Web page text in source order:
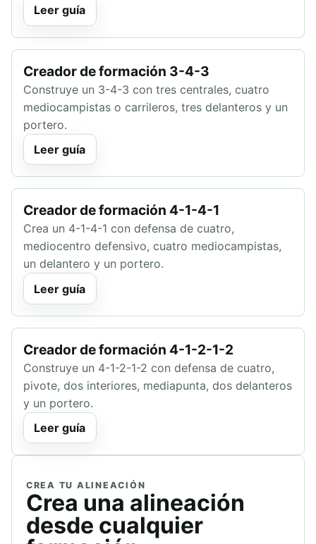
Leer guía
Creador de formación 3-4-3
Construye un 3-4-3 con tres centrales, cuatro
mediocampistas o carrileros, tres delanteros y un
portero.
Leer guía
Creador de formación 4-1-4-1
Crea un 4-1-4-1 con defensa de cuatro,
mediocentro defensivo, cuatro mediocampistas,
un delantero y un portero.
Leer guía
Creador de formación 4-1-2-1-2
Construye un 4-1-2-1-2 con defensa de cuatro,
pivote, dos interiores, mediapunta, dos delanteros
y un portero.
Leer guía
CREA TU ALINEACIÓN
Crea una alineación
desde cualquier